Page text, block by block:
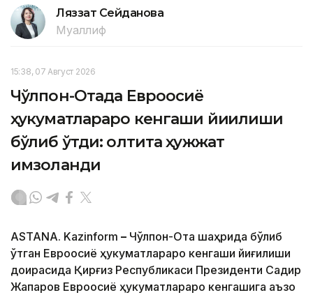
Ляззат Сейданова
Муаллиф
15:38, 07 Август 2026
Чўлпон-Отада Евроосиё
ҳукуматлараро кенгаши йиғилиши
бўлиб ўтди: олтита ҳужжат
имзоланди
ASTANA. Kazinform – Чўлпон-Ота шаҳрида бўлиб
ўтган Евроосиё ҳукуматлараро кенгаши йиғилиши
доирасида Қирғиз Республикаси Президенти Садир
Жапаров Евроосиё ҳукуматлараро кенгашига аъзо